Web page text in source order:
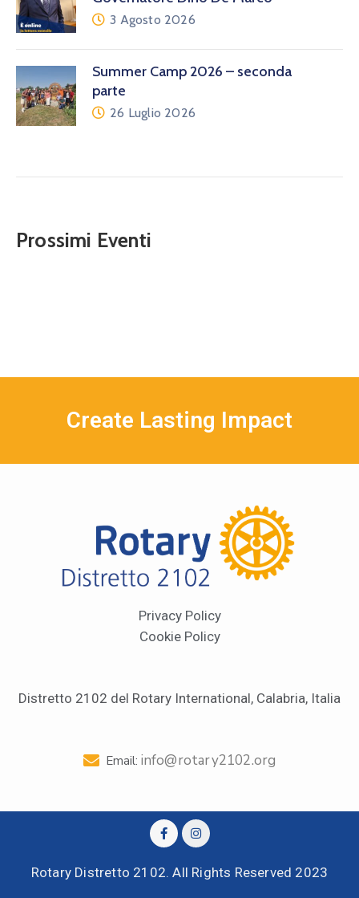
3 Agosto 2026
Summer Camp 2026 – seconda
parte
26 Luglio 2026
Prossimi Eventi
Create Lasting Impact
Privacy Policy
Cookie Policy
Distretto 2102 del Rotary International, Calabria, Italia
Email: info@rotary2102.org
Rotary Distretto 2102. All Rights Reserved 2023